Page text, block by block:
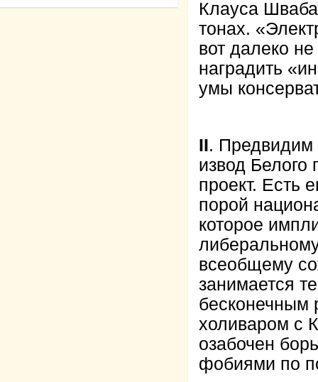
Клауса
тонах.
вот далеко
наградить
умы
II. Предвидим
извод Белого
проект. Есть
порой
которое
всеобщему
занимается
бесконечным
холиваром с
озабочен
фобиями по